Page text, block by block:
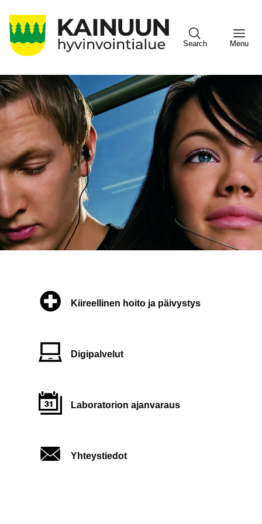
pääsisältöön
Search Menu
Sote
Menu
Asiakkaille
Kiireellinen hoito ja päivystys
Digipalvelut
Laboratorion ajanvaraus
Yhteystiedot